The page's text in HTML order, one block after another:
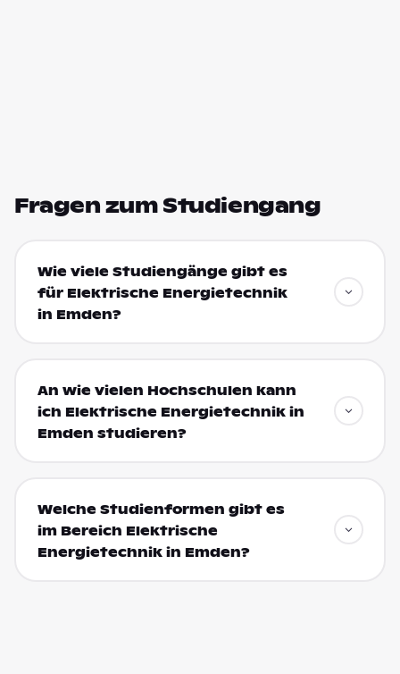
Fragen zum Studiengang
Wie viele Studiengänge gibt es
für Elektrische Energietechnik
in Emden?
An wie vielen Hochschulen kann
ich Elektrische Energietechnik in
Emden studieren?
Welche Studienformen gibt es
im Bereich Elektrische
Energietechnik in Emden?